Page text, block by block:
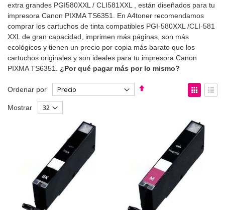
extra grandes PGI580XXL / CLI581XXL , están diseñados para tu
impresora Canon PIXMA TS6351. En A4toner recomendamos
comprar los cartuchos de tinta compatibles PGI-580XXL /CLI-581
XXL de gran capacidad, imprimen más páginas, son más
ecológicos y tienen un precio por copia más barato que los
cartuchos originales y son ideales para tu impresora Canon
PIXMA TS6351.
¿Por qué pagar más por lo mismo?
Ordenar por
Fijar
Ver
como
Mostrar